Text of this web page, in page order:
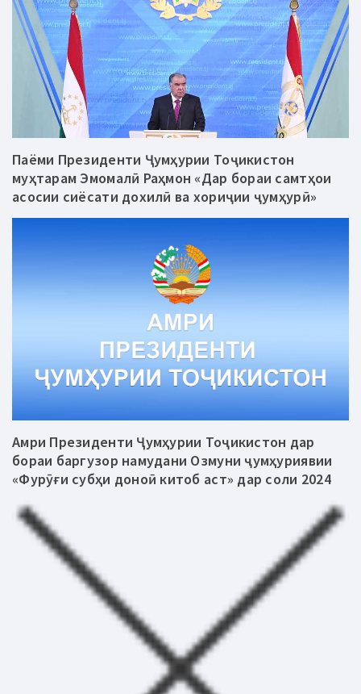
Паёми Президенти Ҷумҳурии Тоҷикистон
муҳтарам Эмомалӣ Раҳмон «Дар бораи самтҳои
асосии сиёсати дохилӣ ва хориҷии ҷумҳурӣ»
Амри Президенти Ҷумҳурии Тоҷикистон дар
бораи баргузор намудани Озмуни ҷумҳуриявии
«Фурӯғи субҳи доноӣ китоб аст» дар соли 2024